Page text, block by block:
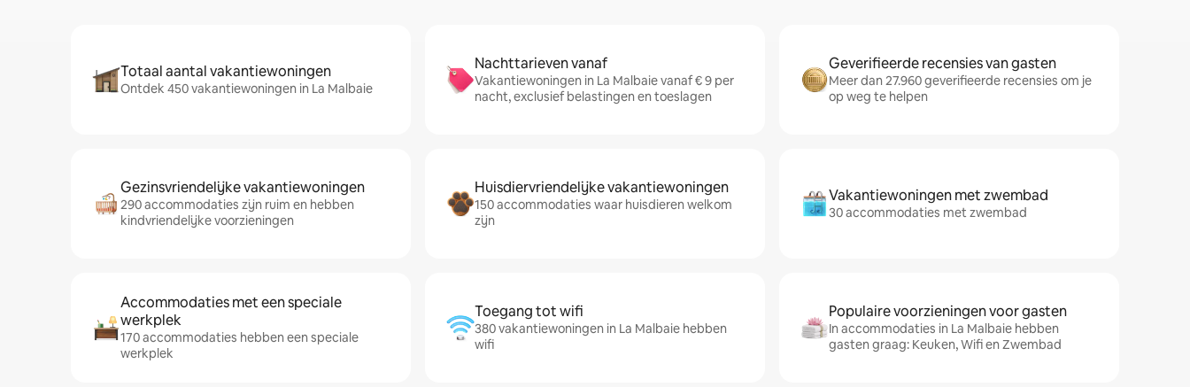
Totaal aantal vakantiewoningen
Ontdek 450 vakantiewoningen in La Malbaie
Nachttarieven vanaf
Vakantiewoningen in La Malbaie vanaf € 9 per
nacht, exclusief belastingen en toeslagen
Geverifieerde recensies van gasten
Meer dan 27.960 geverifieerde recensies om je
op weg te helpen
Gezinsvriendelijke vakantiewoningen
290 accommodaties zijn ruim en hebben
kindvriendelijke voorzieningen
Huisdiervriendelijke vakantiewoningen
150 accommodaties waar huisdieren welkom
zijn
Vakantiewoningen met zwembad
30 accommodaties met zwembad
Accommodaties met een speciale
werkplek
170 accommodaties hebben een speciale
werkplek
Toegang tot wifi
380 vakantiewoningen in La Malbaie hebben
wifi
Populaire voorzieningen voor gasten
In accommodaties in La Malbaie hebben
gasten graag: Keuken, Wifi en Zwembad